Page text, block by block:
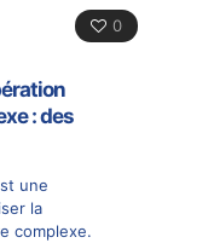
0
: des
une
la
complexe.